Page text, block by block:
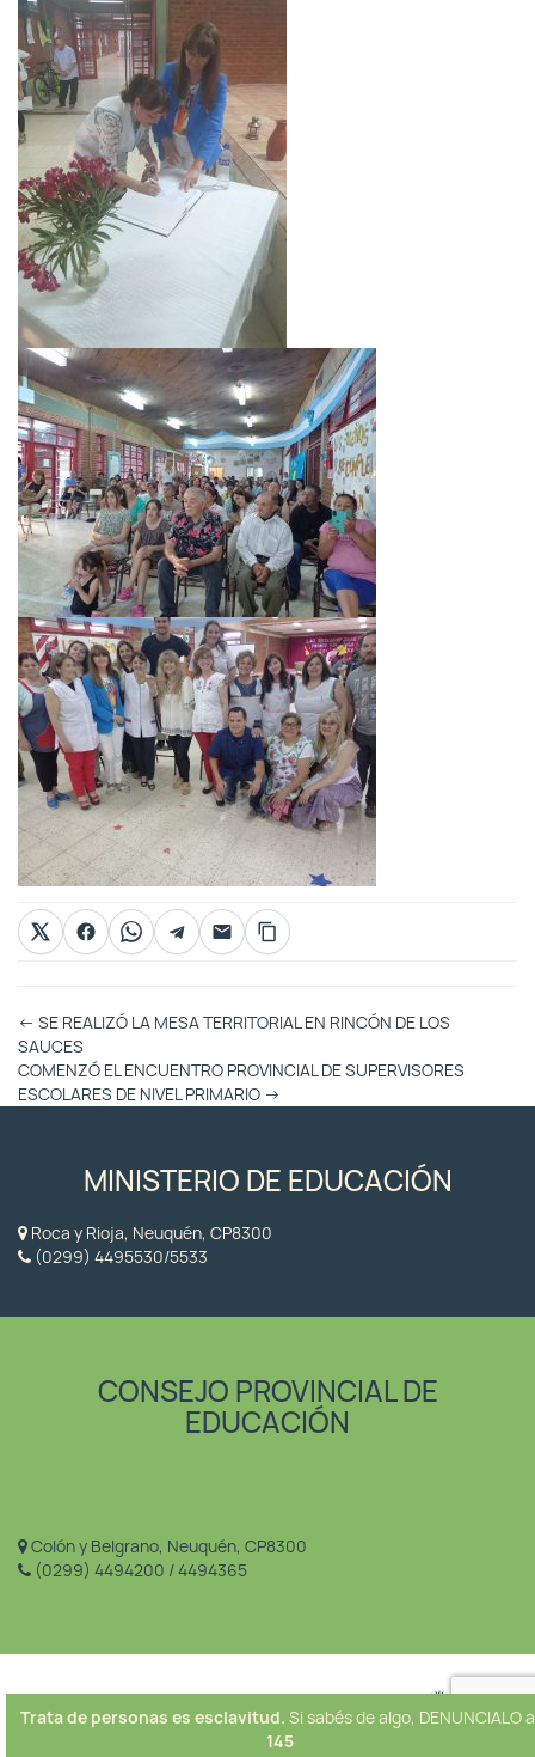
Otras
Entradas
← SE REALIZÓ LA MESA TERRITORIAL EN RINCÓN DE LOS
SAUCES
COMENZÓ EL ENCUENTRO PROVINCIAL DE SUPERVISORES
ESCOLARES DE NIVEL PRIMARIO →
MINISTERIO DE EDUCACIÓN
Roca y Rioja, Neuquén, CP8300
(0299) 4495530/5533
CONSEJO PROVINCIAL DE
EDUCACIÓN
Colón y Belgrano, Neuquén, CP8300
(0299) 4494200 / 4494365
Trata de personas es esclavitud. Si sabés de algo, DENUNCIALO
145